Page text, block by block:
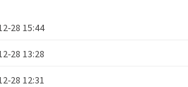
28 15:44
28 13:28
28 12:31